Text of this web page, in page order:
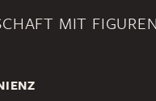
MIT